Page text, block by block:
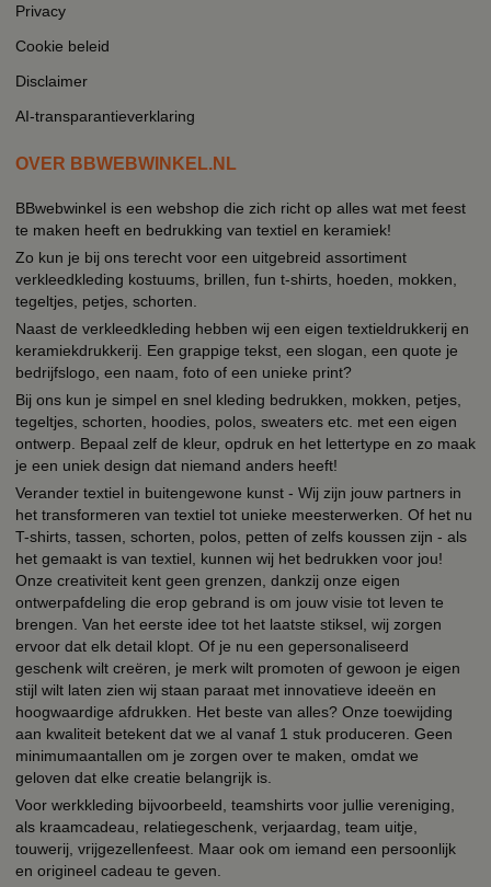
Privacy
Cookie beleid
Disclaimer
AI-transparantieverklaring
OVER BBWEBWINKEL.NL
BBwebwinkel is een webshop die zich richt op alles wat met feest
te maken heeft en bedrukking van textiel en keramiek!
Zo kun je bij ons terecht voor een uitgebreid assortiment
verkleedkleding kostuums, brillen, fun t-shirts, hoeden, mokken,
tegeltjes, petjes, schorten.
Naast de verkleedkleding hebben wij een eigen textieldrukkerij en
keramiekdrukkerij. Een grappige tekst, een slogan, een quote je
bedrijfslogo, een naam, foto of een unieke print?
Bij ons kun je simpel en snel kleding bedrukken, mokken, petjes,
tegeltjes, schorten, hoodies, polos, sweaters etc. met een eigen
ontwerp. Bepaal zelf de kleur, opdruk en het lettertype en zo maak
je een uniek design dat niemand anders heeft!
Verander textiel in buitengewone kunst - Wij zijn jouw partners in
het transformeren van textiel tot unieke meesterwerken. Of het nu
T-shirts, tassen, schorten, polos, petten of zelfs koussen zijn - als
het gemaakt is van textiel, kunnen wij het bedrukken voor jou!
Onze creativiteit kent geen grenzen, dankzij onze eigen
ontwerpafdeling die erop gebrand is om jouw visie tot leven te
brengen. Van het eerste idee tot het laatste stiksel, wij zorgen
ervoor dat elk detail klopt. Of je nu een gepersonaliseerd
geschenk wilt creëren, je merk wilt promoten of gewoon je eigen
stijl wilt laten zien wij staan paraat met innovatieve ideeën en
hoogwaardige afdrukken. Het beste van alles? Onze toewijding
aan kwaliteit betekent dat we al vanaf 1 stuk produceren. Geen
minimumaantallen om je zorgen over te maken, omdat we
geloven dat elke creatie belangrijk is.
Voor werkkleding bijvoorbeeld, teamshirts voor jullie vereniging,
als kraamcadeau, relatiegeschenk, verjaardag, team uitje,
touwerij, vrijgezellenfeest. Maar ook om iemand een persoonlijk
en origineel cadeau te geven.